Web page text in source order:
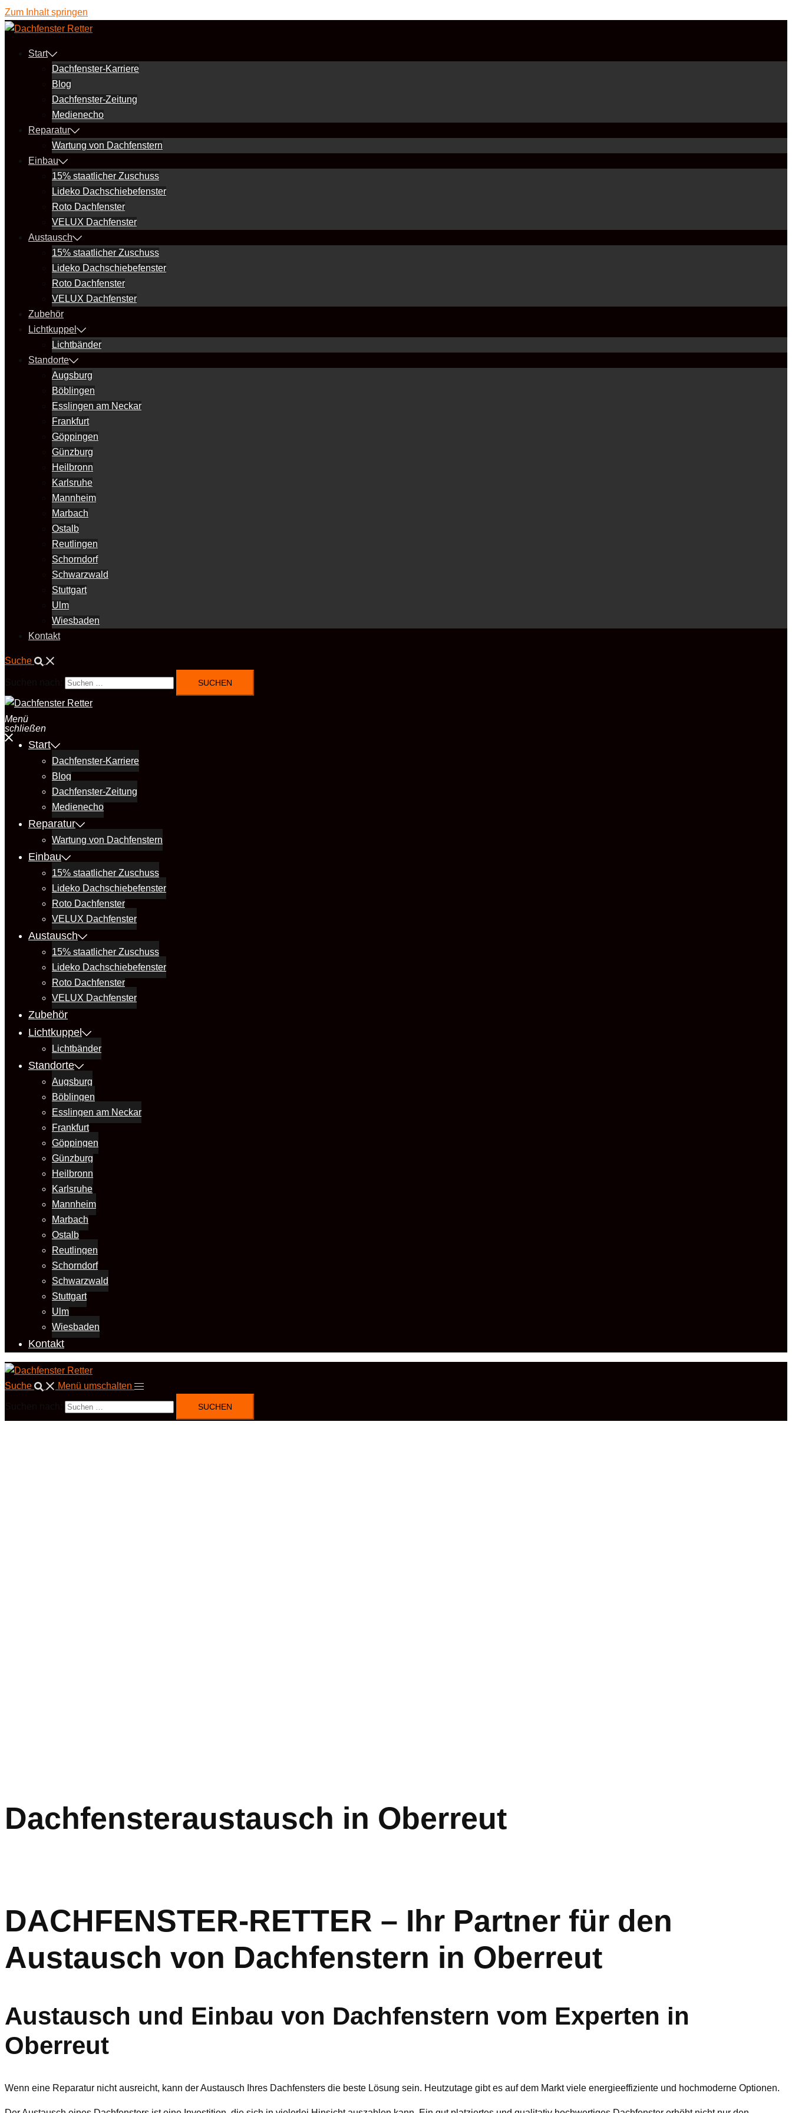
Zum Inhalt springen
Start
Dachfenster-Karriere
Blog
Dachfenster-Zeitung
Medienecho
Reparatur
Wartung von Dachfenstern
Einbau
15% staatlicher Zuschuss
Lideko Dachschiebefenster
Roto Dachfenster
VELUX Dachfenster
Austausch
15% staatlicher Zuschuss
Lideko Dachschiebefenster
Roto Dachfenster
VELUX Dachfenster
Zubehör
Lichtkuppel
Lichtbänder
Standorte
Augsburg
Böblingen
Esslingen am Neckar
Frankfurt
Göppingen
Günzburg
Heilbronn
Karlsruhe
Mannheim
Marbach
Ostalb
Reutlingen
Schorndorf
Schwarzwald
Stuttgart
Ulm
Wiesbaden
Kontakt
Suche
Menü
schließen
Start
Dachfenster-Karriere
Blog
Dachfenster-Zeitung
Medienecho
Reparatur
Wartung von Dachfenstern
Einbau
15% staatlicher Zuschuss
Lideko Dachschiebefenster
Roto Dachfenster
VELUX Dachfenster
Austausch
15% staatlicher Zuschuss
Lideko Dachschiebefenster
Roto Dachfenster
VELUX Dachfenster
Zubehör
Lichtkuppel
Lichtbänder
Standorte
Augsburg
Böblingen
Esslingen am Neckar
Frankfurt
Göppingen
Günzburg
Heilbronn
Karlsruhe
Mannheim
Marbach
Ostalb
Reutlingen
Schorndorf
Schwarzwald
Stuttgart
Ulm
Wiesbaden
Kontakt
Suche Menü umschalten
Dachfensteraustausch in Oberreut
DACHFENSTER-RETTER – Ihr Partner für den
Austausch von Dachfenstern in Oberreut
Austausch und Einbau von Dachfenstern vom Experten in
Oberreut
Wenn eine Reparatur nicht ausreicht, kann der Austausch Ihres Dachfensters die beste Lösung sein. Heutzutage gibt es auf dem Markt viele energieeffiziente und hochmoderne Optionen.